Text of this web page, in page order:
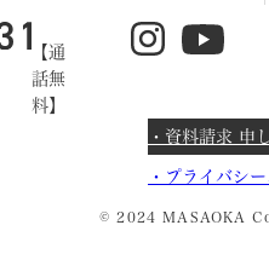
【通
話無
料】
・資料請求 申
・ プライバシ
© 2024 MASAOKA